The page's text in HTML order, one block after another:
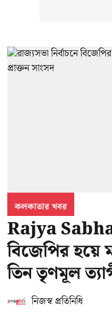
কলকাতার খবর
Rajya Sabha:
বিজেপির হয়ে
তিন তৃণমূল
নিজস্ব প্রতিনিধি